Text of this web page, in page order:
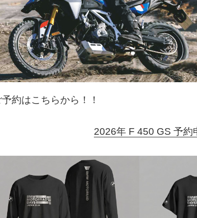
約はこちらから！！
2026年 F 450 GS 予約